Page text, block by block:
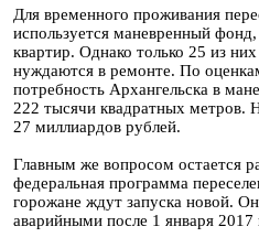
Для временного проживания
используется маневренный
квартир. Однако только 25 из
нуждаются в ремонте. По
потребность Архангельска в
222 тысячи квадратных метров.
27 миллиардов рублей.
Главным же вопросом остается
федеральная программа
горожане ждут запуска новой.
аварийными после 1 января 2017